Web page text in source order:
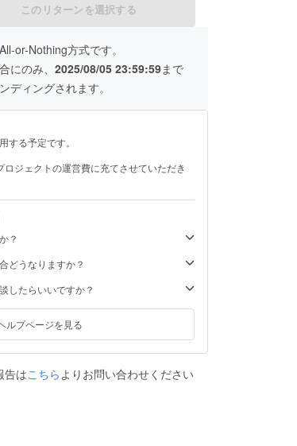
このリターンを選択する
or-Nothing方式です。
にのみ、 2025/08/05 23:59:59まで
ディングされます。
する予定です。
ジェクトの運営費に充てさせていただき
？
どうなりますか？
したらいいですか？
ルプページを見る
告はこちら よりお問い合わせください